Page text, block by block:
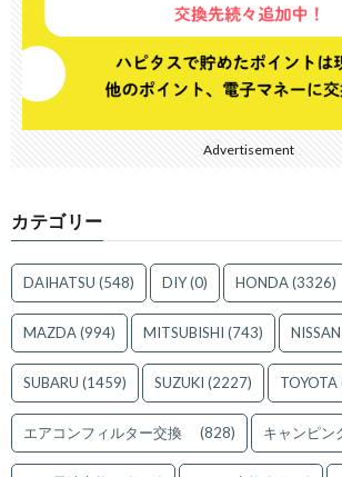
Advertisement
カテゴリー
DAIHATSU (548) DIY(0) HONDA(3326)
MAZDA(994) MITSUBISHI (743) NISSAN
SUBARU (1459) SUZUKI (2227) TOYOTA
エアコンフィルター交換 (828) キャンピン